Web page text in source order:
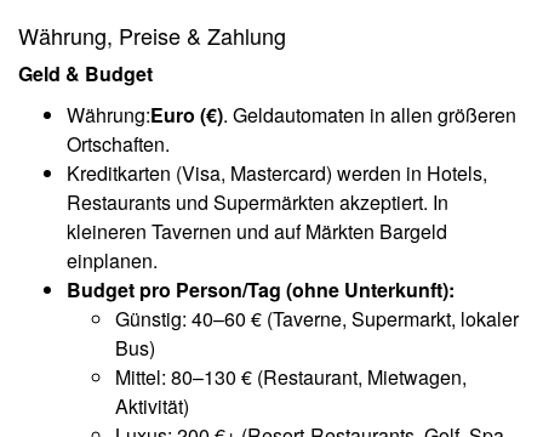
Währung, Preise & Zahlung
Geld & Budget
Währung:Euro (€). Geldautomaten in allen größeren
Ortschaften.
Kreditkarten (Visa, Mastercard) werden in Hotels,
Restaurants und Supermärkten akzeptiert. In
kleineren Tavernen und auf Märkten Bargeld
einplanen.
Budget pro Person/Tag (ohne Unterkunft):
Günstig: 40–60 € (Taverne, Supermarkt, lokaler
Bus)
Mittel: 80–130 € (Restaurant, Mietwagen,
Aktivität)